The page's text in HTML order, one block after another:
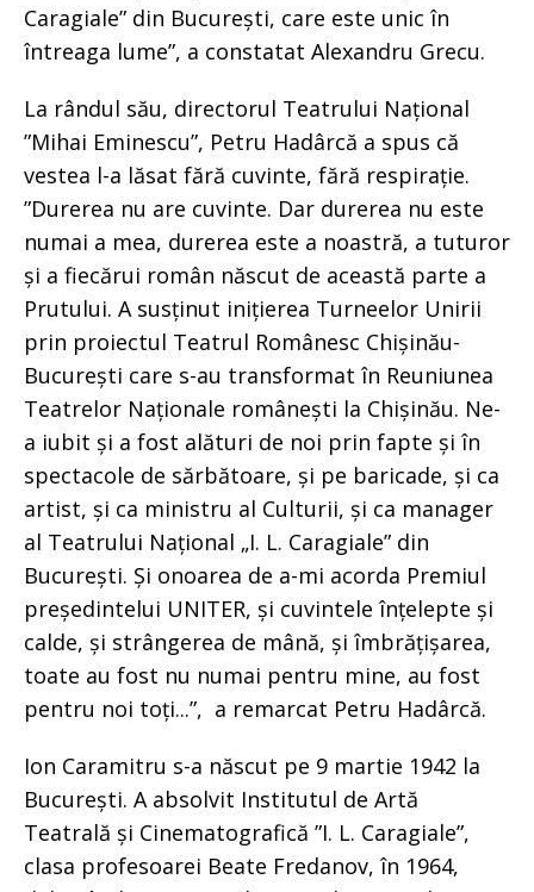
Caragiale” din București, care este unic în
întreaga lume”, a constatat Alexandru Grecu.
La rândul său, directorul Teatrului Național
”Mihai Eminescu”, Petru Hadârcă a spus că
vestea l-a lăsat fără cuvinte, fără respirație.
”Durerea nu are cuvinte. Dar durerea nu este
numai a mea, durerea este a noastră, a tuturor
și a fiecărui român născut de această parte a
Prutului. A susținut inițierea Turneelor Unirii
prin proiectul Teatrul Românesc Chișinău-
București care s-au transformat în Reuniunea
Teatrelor Naționale românești la Chișinău. Ne-
a iubit și a fost alături de noi prin fapte și în
spectacole de sărbătoare, și pe baricade, și ca
artist, și ca ministru al Culturii, și ca manager
al Teatrului Național „I. L. Caragiale” din
București. Și onoarea de a-mi acorda Premiul
președintelui UNITER, și cuvintele înțelepte și
calde, și strângerea de mână, și îmbrățișarea,
toate au fost nu numai pentru mine, au fost
pentru noi toți...”, a remarcat Petru Hadârcă.
Ion Caramitru s-a născut pe 9 martie 1942 la
București. A absolvit Institutul de Artă
Teatrală și Cinematografică ”I. L. Caragiale”,
clasa profesoarei Beate Fredanov, în 1964,